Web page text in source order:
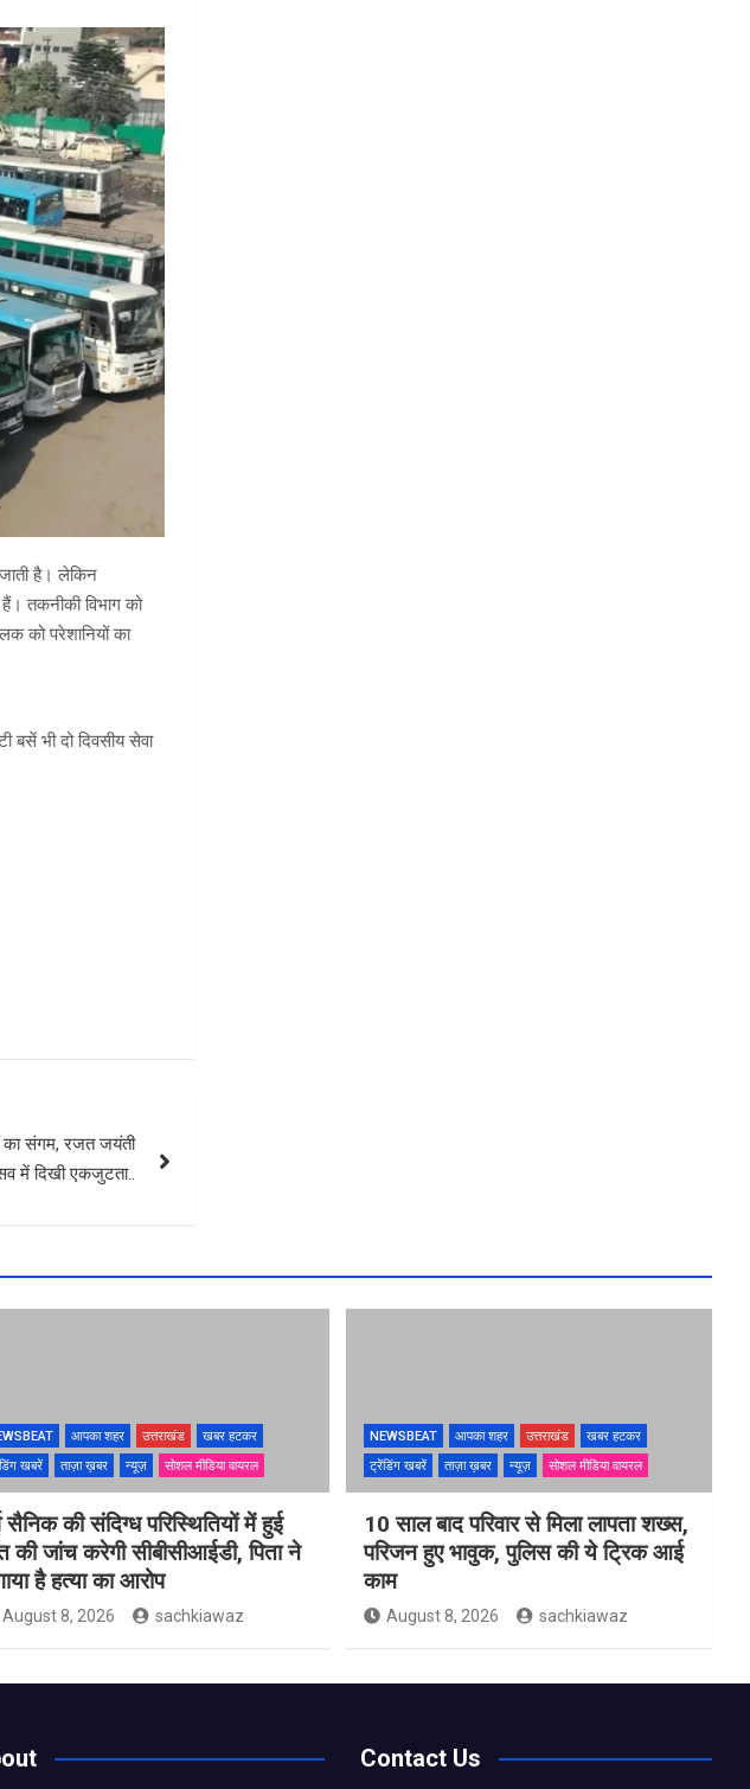
है। लेकिन
तकनीकी विभाग को
को परेशानियों का
भी दो दिवसीय सेवा
का संगम, रजत जयंती
में दिखी एकजुटता..
आपका शहर उत्तराखंड
खबर हटकर
खबरें
ताज़ा ख़बर न्यूज़ सोशल मीडिया वायरल
सैनिक की संदिग्ध परिस्थितियों में हुई
की जांच करेगी सीबीसीआईडी, पिता ने
है हत्या का आरोप
August 8, 2026 sachkiawaz
NEWSBEAT आपका शहर उत्तराखंड
खबर हटकर
ट्रेंडिंग खबरें
ताज़ा ख़बर न्यूज़ सोशल मीडिया वायरल
10 साल बाद परिवार से मिला लापता शख्स,
परिजन हुए भावुक, पुलिस की ये ट्रिक आई
काम
August 8, 2026 sachkiawaz
Contact Us